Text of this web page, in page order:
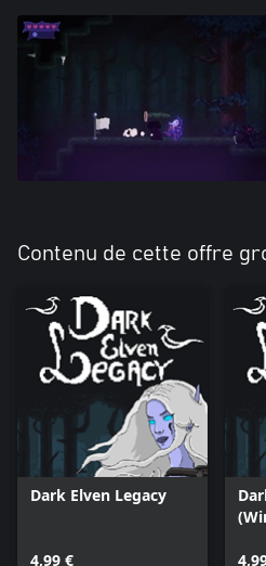
Contenu de cette offre
Dark Elven Legacy
4,99 €